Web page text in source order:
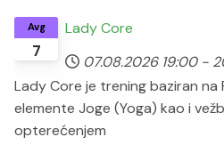
7
Avg
Lady Core
07.08.2026 19:00 -
Lady Core je trening baziran
elemente Joge (Yoga) kao i
opterećenjem